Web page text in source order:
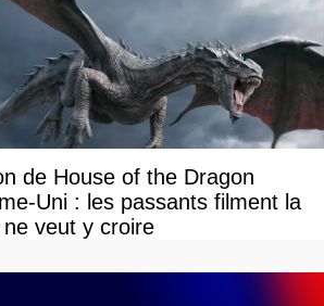
de House of the Dragon
Uni : les passants filment la
veut y croire